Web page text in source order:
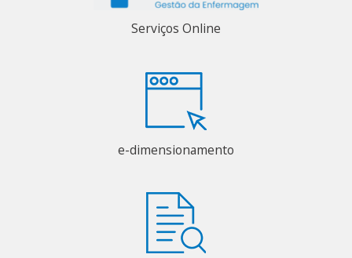
Serviços Online
e-dimensionamento